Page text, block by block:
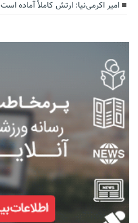
امیر اکرمی‌نیا: ارتش کاملاً آماده است